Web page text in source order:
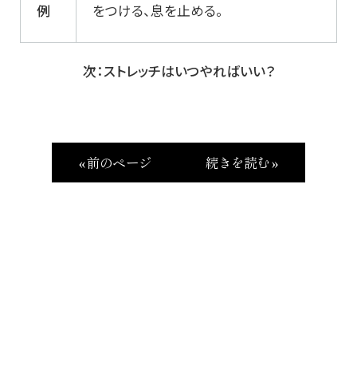
例
をつける、息を止める。
次：ストレッチはいつやればいい？
« 前のページ 続きを読む »